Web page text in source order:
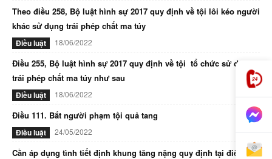
Theo điều 258, Bộ luật hình sự 2017 quy định về tội lôi kéo người
khác sử dụng trái phép chất ma túy
Điều luật 18/06/2022
Điều 255, Bộ luật hình sự 2017 quy định về tội tổ chức sử dụng
trái phép chất ma túy như sau
Điều luật 18/06/2022
Điều 111. Bắt người phạm tội quả tang
Điều luật 24/05/2022
Cần áp dụng tình tiết định khung tăng nặng quy định tại điểm d